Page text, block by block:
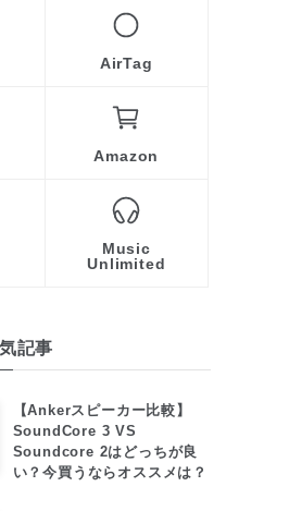
AirTag
Amazon
Music
Unlimited
記事
【Ankerスピーカー比較】
SoundCore 3 VS
Soundcore 2はどっちが良
い？今買うならオススメは？